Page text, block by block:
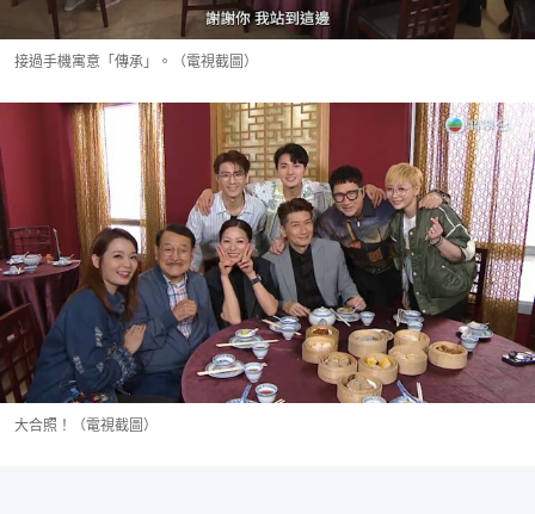
接過手機寓意「傳承」。（電視截圖）
大合照！（電視截圖）